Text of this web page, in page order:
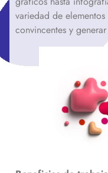
variedad de
convincentes y